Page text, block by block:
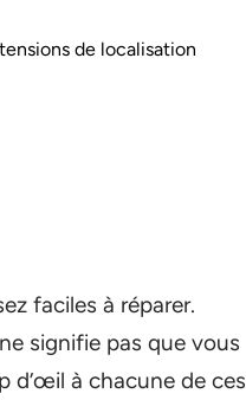
de localisation
faciles à réparer.
signifie pas que vous
d’œil à chacune de ces